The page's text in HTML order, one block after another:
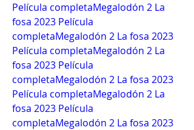
Película completaMegalodón 2 La
fosa 2023 Película
completaMegalodón 2 La fosa 2023
Película completaMegalodón 2 La
fosa 2023 Película
completaMegalodón 2 La fosa 2023
Película completaMegalodón 2 La
fosa 2023 Película
completaMegalodón 2 La fosa 2023